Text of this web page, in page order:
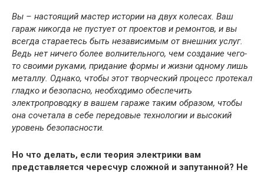
Вы – настоящий мастер истории на двух колесах. Ваш
гараж никогда не пустует от проектов и ремонтов, и вы
всегда стараетесь быть независимым от внешних услуг.
Ведь нет ничего более волнительного, чем создание чего-
то своими руками, придание формы и жизни одному лишь
металлу. Однако, чтобы этот творческий процесс протекал
гладко и безопасно, необходимо обеспечить
электропроводку в вашем гараже таким образом, чтобы
она сочетала в себе передовые технологии и высокий
уровень безопасности.
Но что делать, если теория электрики вам
представляется чересчур сложной и запутанной? Не